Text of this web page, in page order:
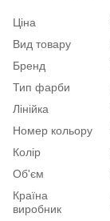
Ціна
Вид товару
Бренд
Тип фарби
Лінійка
Номер кольору
Колір
Об'єм
Країна
виробник